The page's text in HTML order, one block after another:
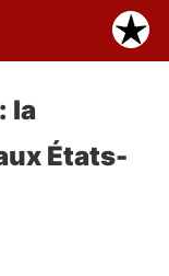
la
États-